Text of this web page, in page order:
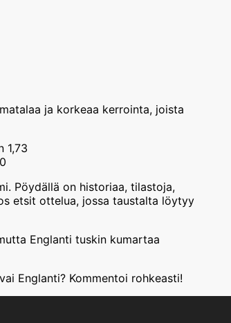
ja korkeaa kerrointa, joista
1,73
Pöydällä on historiaa, tilastoja,
etsit ottelua, jossa taustalta löytyy
Englanti tuskin kumartaa
Englanti? Kommentoi rohkeasti!